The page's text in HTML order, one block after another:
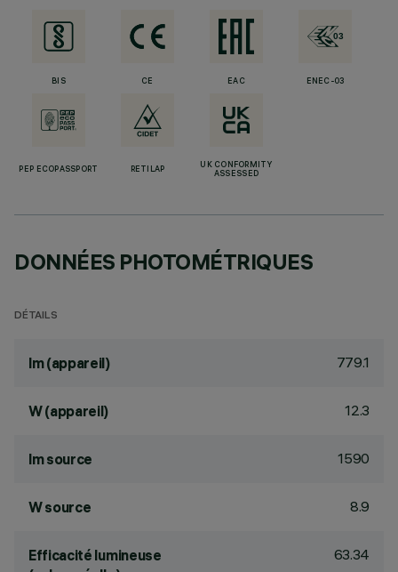
BIS CE EAC ENEC-03
PEP ECOPASSPORT RETILAP
UK CONFORMITY
ASSESSED
DONNÉES PHOTOMÉTRIQUES
DÉTAILS
lm (appareil) 779.1
W (appareil) 12.3
lm source 1590
W source 8.9
Efficacité lumineuse
63.34